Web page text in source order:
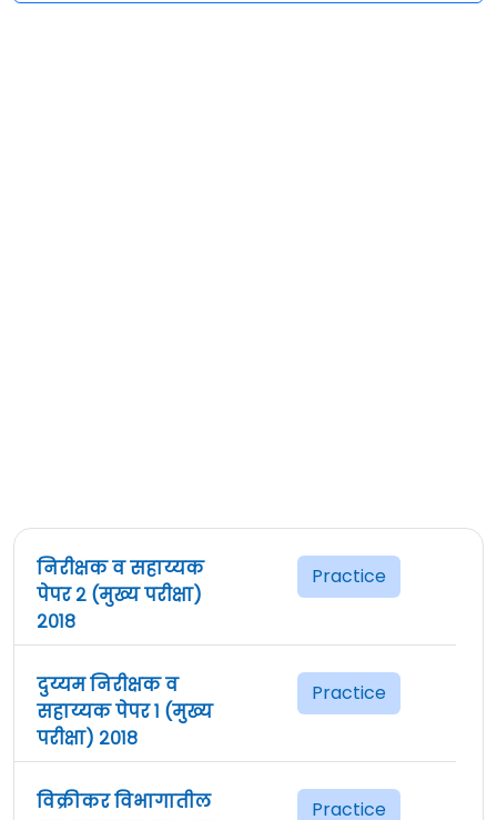
निरीक्षक व सहाय्यक
पेपर २ (मुख्य परीक्षा)
२०१८
Practice
दुय्यम निरीक्षक व
सहाय्यक पेपर १ (मुख्य
परीक्षा) २०१८
Practice
विक्रीकर विभागातील
Practice